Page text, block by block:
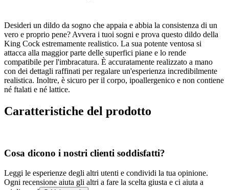
Desideri un dildo da sogno che appaia e abbia la consistenza di un
vero e proprio pene? Avvera i tuoi sogni e prova questo dildo della
King Cock estremamente realistico. La sua potente ventosa si
attacca alla maggior parte delle superfici piane e lo rende
compatibile per l'imbracatura. È accuratamente realizzato a mano
con dei dettagli raffinati per regalare un'esperienza incredibilmente
realistica. Inoltre, è sicuro per il corpo, ipoallergenico e non contiene
né ftalati e né lattice.
Caratteristiche del prodotto
Cosa dicono i nostri clienti soddisfatti?
Leggi le esperienze degli altri utenti e condividi la tua opinione.
Ogni recensione aiuta gli altri a fare la scelta giusta e ci aiuta a